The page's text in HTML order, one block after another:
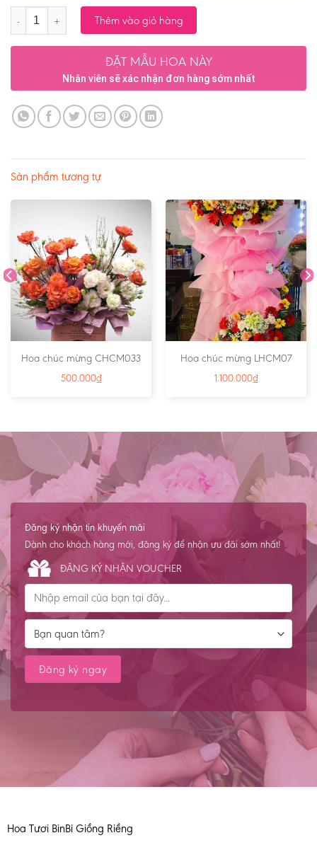
Số lượng Thêm vào giỏ hàng
ĐẶT MẪU HOA NÀY
Nhân viên sẽ xác nhận đơn hàng sớm nhất
Sản phẩm tương tự
Hoa chúc mừng CHCM033
500.000₫
Hoa chúc mừng LHCM07
1.100.000₫
Đăng ký nhận tin khuyến mãi
Dành cho khách hàng mới, đăng ký để nhận ưu đãi sớm nhất!
ĐĂNG KÝ NHẬN VOUCHER
Hoa Tươi BinBi Giồng Riềng